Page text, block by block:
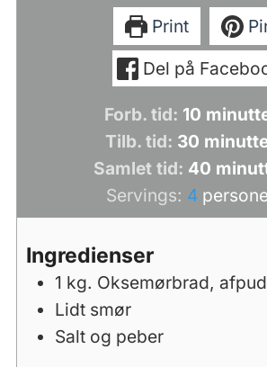
Print
Del på
Forb. tid: 10
Tilb. tid: 30
Samlet tid: 40
Servings: 4
Ingredienser
1 kg. Oksemørbrad,
Lidt smør
Salt og peber